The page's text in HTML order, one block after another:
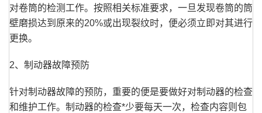
对卷筒的检测工作。按照相关标准要求，一旦发现卷筒的筒
壁磨损达到原来的20%或出现裂纹时，便必须立即对其进行
更换。
2、制动器故障预防
针对制动器故障的预防，重要的便是要做好对制动器的检查
和维护工作。制动器的检查*少要每天一次，检查内容则包